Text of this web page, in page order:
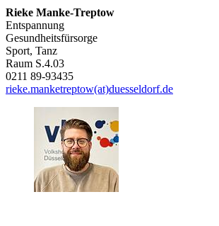
Rieke Manke-Treptow
Entspannung
Gesundheitsfürsorge
Sport, Tanz
Raum S.4.03
0211 89-93435
rieke.manketreptow(at)duesseldorf.de